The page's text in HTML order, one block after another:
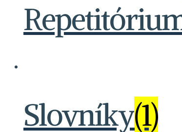
Slovníky(1)